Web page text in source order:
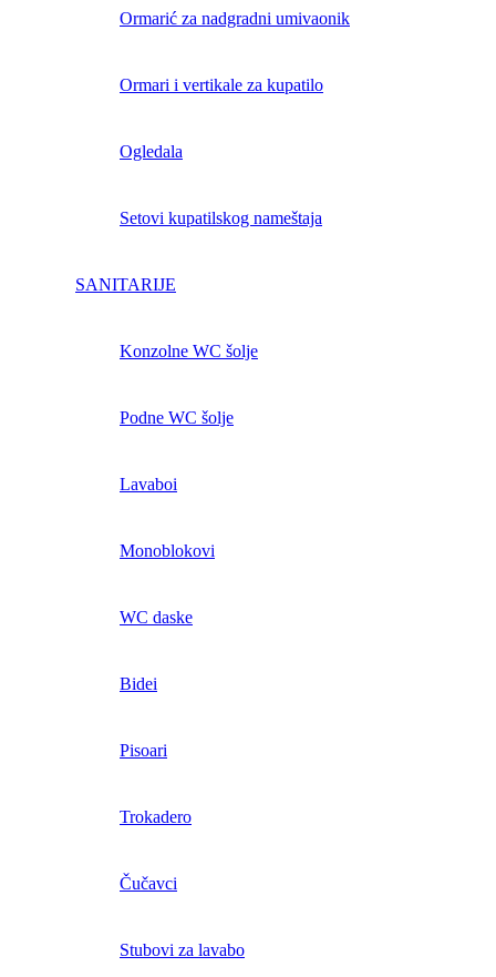
Ormarić za nadgradni umivaonik
Ormari i vertikale za kupatilo
Ogledala
Setovi kupatilskog nameštaja
SANITARIJE
Konzolne WC šolje
Podne WC šolje
Lavaboi
Monoblokovi
WC daske
Bidei
Pisoari
Trokadero
Čučavci
Stubovi za lavabo